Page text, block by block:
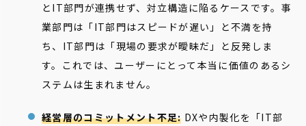
とIT部門が連携せず、対立構造に陥るケースです。事
業部門は「IT部門はスピードが遅い」と不満を持
ち、IT部門は「現場の要求が曖昧だ」と反発しま
す。これでは、ユーザーにとって本当に価値のあるシ
ステムは生まれません。
経営層のコミットメント不足: DXや内製化を「IT部